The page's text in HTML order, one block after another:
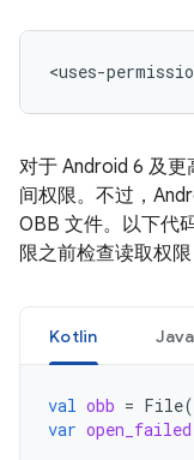
<uses-
对于 Android 6 及
间权限。不过，
OBB 文件。以下代
限之前检查读取权限
Kotlin Java
val obb = File(
var open_failed